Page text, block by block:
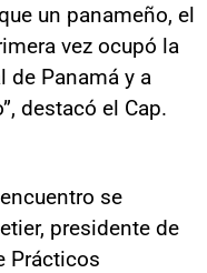
un panameño, el
vez ocupó la
de Panamá y a
destacó el Cap.
se
presidente de
Prácticos